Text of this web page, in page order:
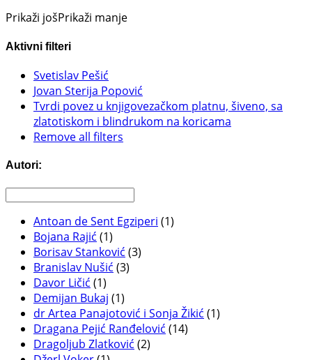
Prikaži jošPrikaži manje
Aktivni filteri
Svetislav Pešić
Jovan Sterija Popović
Tvrdi povez u knjigovezačkom platnu, šiveno, sa
zlatotiskom i blindrukom na koricama
Remove all filters
Autori:
Antoan de Sent Egziperi (1)
Bojana Rajić (1)
Borisav Stanković (3)
Branislav Nušić (3)
Davor Ličić (1)
Demijan Bukaj (1)
dr Artea Panajotović i Sonja Žikić (1)
Dragana Pejić Ranđelović (14)
Dragoljub Zlatković (2)